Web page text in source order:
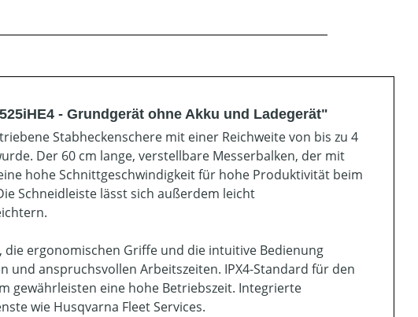
- Grundgerät ohne Akku und Ladegerät"
Stabheckenschere mit einer Reichweite von bis zu 4
Der 60 cm lange, verstellbare Messerbalken, der mit
hohe Schnittgeschwindigkeit für hohe Produktivität beim
Schneidleiste lässt sich außerdem leicht
ergonomischen Griffe und die intuitive Bedienung
und anspruchsvollen Arbeitszeiten. IPX4-Standard für den
gewährleisten eine hohe Betriebszeit. Integrierte
wie Husqvarna Fleet Services.